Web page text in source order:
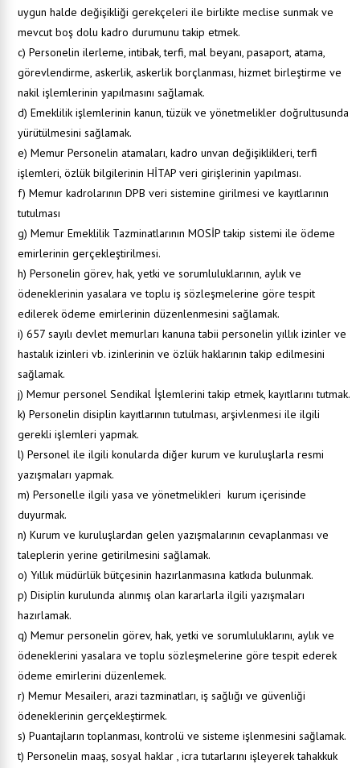
uygun halde değişikliği gerekçeleri ile birlikte meclise sunmak ve
mevcut boş dolu kadro durumunu takip etmek.
c) Personelin ilerleme, intibak, terfi, mal beyanı, pasaport, atama,
görevlendirme, askerlik, askerlik borçlanması, hizmet birleştirme ve
nakil işlemlerinin yapılmasını sağlamak.
d) Emeklilik işlemlerinin kanun, tüzük ve yönetmelikler doğrultusunda
yürütülmesini sağlamak.
e) Memur Personelin atamaları, kadro unvan değişiklikleri, terfi
işlemleri, özlük bilgilerinin HİTAP veri girişlerinin yapılması.
f) Memur kadrolarının DPB veri sistemine girilmesi ve kayıtlarının
tutulması
g) Memur Emeklilik Tazminatlarının MOSİP takip sistemi ile ödeme
emirlerinin gerçekleştirilmesi.
h) Personelin görev, hak, yetki ve sorumluluklarının, aylık ve
ödeneklerinin yasalara ve toplu iş sözleşmelerine göre tespit
edilerek ödeme emirlerinin düzenlenmesini sağlamak.
i) 657 sayılı devlet memurları kanuna tabii personelin yıllık izinler ve
hastalık izinleri vb. izinlerinin ve özlük haklarının takip edilmesini
sağlamak.
j) Memur personel Sendikal İşlemlerini takip etmek, kayıtlarını tutmak.
k) Personelin disiplin kayıtlarının tutulması, arşivlenmesi ile ilgili
gerekli işlemleri yapmak.
l) Personel ile ilgili konularda diğer kurum ve kuruluşlarla resmi
yazışmaları yapmak.
m) Personelle ilgili yasa ve yönetmelikleri kurum içerisinde
duyurmak.
n) Kurum ve kuruluşlardan gelen yazışmalarının cevaplanması ve
taleplerin yerine getirilmesini sağlamak.
o) Yıllık müdürlük bütçesinin hazırlanmasına katkıda bulunmak.
p) Disiplin kurulunda alınmış olan kararlarla ilgili yazışmaları
hazırlamak.
q) Memur personelin görev, hak, yetki ve sorumluluklarını, aylık ve
ödeneklerini yasalara ve toplu sözleşmelerine göre tespit ederek
ödeme emirlerini düzenlemek.
r) Memur Mesaileri, arazi tazminatları, iş sağlığı ve güvenliği
ödeneklerinin gerçekleştirmek.
s) Puantajların toplanması, kontrolü ve sisteme işlenmesini sağlamak.
t) Personelin maaş, sosyal haklar , icra tutarlarını işleyerek tahakkuk